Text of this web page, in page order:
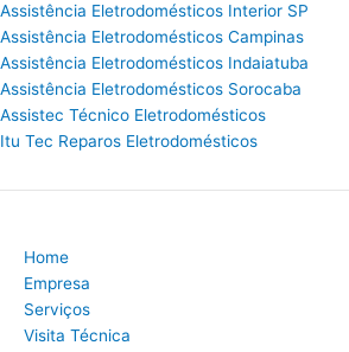
Assistência Eletrodomésticos Interior SP
Assistência Eletrodomésticos Campinas
Assistência Eletrodomésticos Indaiatuba
Assistência Eletrodomésticos Sorocaba
Assistec Técnico Eletrodomésticos
Itu Tec Reparos Eletrodomésticos
Home
Empresa
Serviços
Visita Técnica